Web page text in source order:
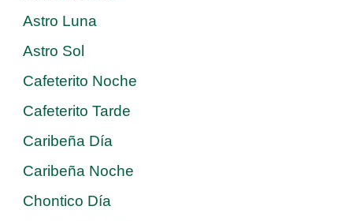
Astro Luna
Astro Sol
Cafeterito Noche
Cafeterito Tarde
Caribeña Día
Caribeña Noche
Chontico Día